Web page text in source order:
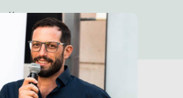
marzo 24, 2026